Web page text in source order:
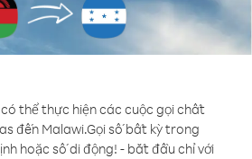
thể thực hiện các cuộc gọi chất
đến Malawi.Gọi số bất kỳ trong
hoặc số di động! - bắt đầu chỉ với